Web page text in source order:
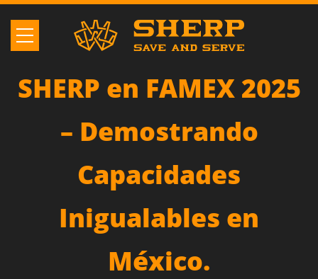
SHERP en FAMEX 2025
– Demostrando
Capacidades
Inigualables en
México.